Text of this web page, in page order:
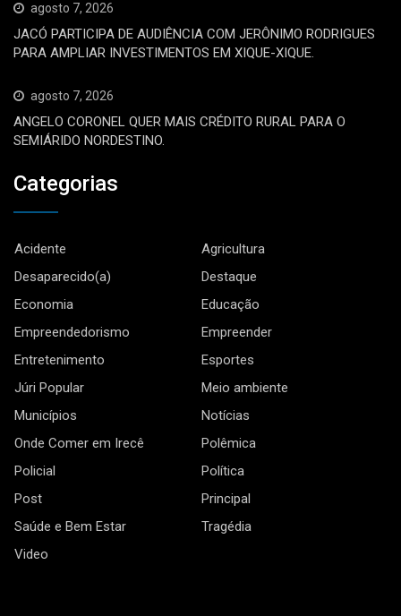
agosto 7, 2026
JACÓ PARTICIPA DE AUDIÊNCIA COM JERÔNIMO RODRIGUES
PARA AMPLIAR INVESTIMENTOS EM XIQUE-XIQUE.
agosto 7, 2026
ANGELO CORONEL QUER MAIS CRÉDITO RURAL PARA O
SEMIÁRIDO NORDESTINO.
Categorias
Acidente
Agricultura
Desaparecido(a)
Destaque
Economia
Educação
Empreendedorismo
Empreender
Entretenimento
Esportes
Júri Popular
Meio ambiente
Municípios
Notícias
Onde Comer em Irecê
Polêmica
Policial
Política
Post
Principal
Saúde e Bem Estar
Tragédia
Video